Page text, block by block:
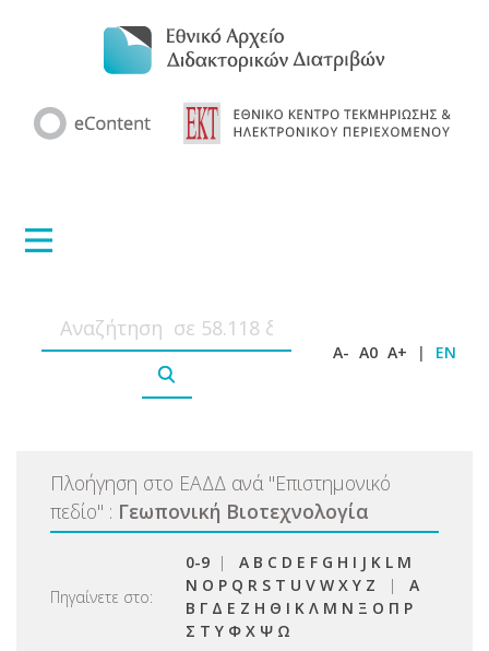
A- A0 A+ | EN
Πλοήγηση στο ΕΑΔΔ ανά "Επιστημονικό
πεδίο" : Γεωπονική Βιοτεχνολογία
Πηγαίνετε στο:
0-9 | A B C D E F G H I J K L M
N O P Q R S T U V W X Y Z | Α
Β Γ Δ Ε Ζ Η Θ Ι Κ Λ Μ Ν Ξ Ο Π Ρ
Σ Τ Υ Φ Χ Ψ Ω